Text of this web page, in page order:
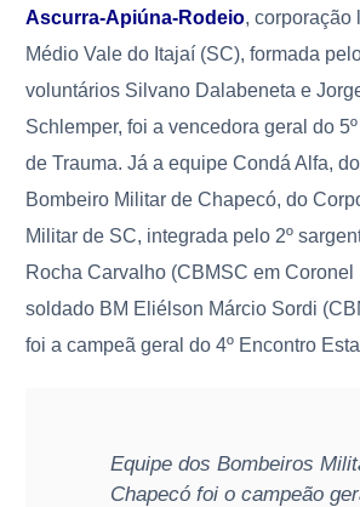
Ascurra-Apiúna-Rodeio, corporação
Médio Vale do Itajaí (SC), formada
voluntários Silvano Dalabeneta e
Schlemper, foi a vencedora geral do
de Trauma. Já a equipe Condá Alfa,
Bombeiro Militar de Chapecó, do
Militar de SC, integrada pelo 2º
Rocha Carvalho (CBMSC em Coronel
soldado BM Eliélson Márcio Sordi (
foi a campeã geral do 4º Encontro
Equipe dos Bombeiros
Chapecó foi o campeão